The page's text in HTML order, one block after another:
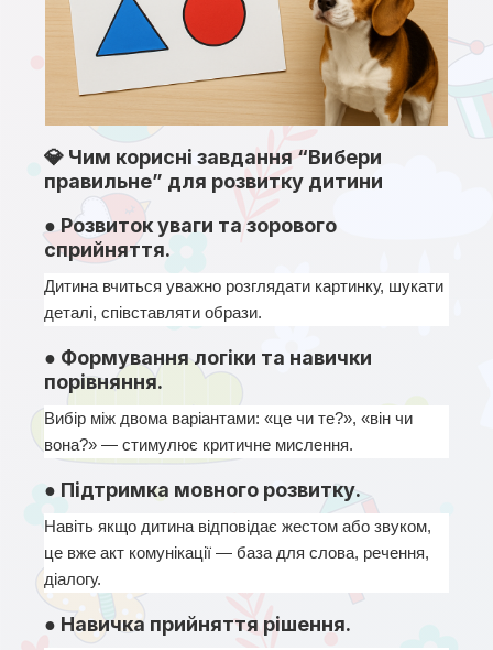
💎 Чим корисні завдання “Вибери
правильне” для розвитку дитини
● Розвиток уваги та зорового
сприйняття.
Дитина вчиться уважно розглядати картинку, шукати
деталі, співставляти образи.
● Формування логіки та навички
порівняння.
Вибір між двома варіантами: «це чи те?», «він чи
вона?» — стимулює критичне мислення.
● Підтримка мовного розвитку.
Навіть якщо дитина відповідає жестом або звуком,
це вже акт комунікації — база для слова, речення,
діалогу.
● Навичка прийняття рішення.